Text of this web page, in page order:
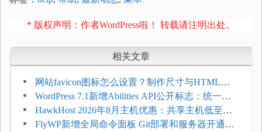
* 版权声明：作者WordPress啦！ 转载请注明出处。
相关文章
网站favicon图标怎么设置？制作尺寸与HTML添
加方法
WordPress 7.1新增Abilities API公开标志：统一支
持REST API、MCP与AI代理
HawkHost 2026年8月主机优惠：共享主机低至
$2.61/月，高性能主机同步折扣
FlyWP新增全局命令面板 Git部署和服务器开通更